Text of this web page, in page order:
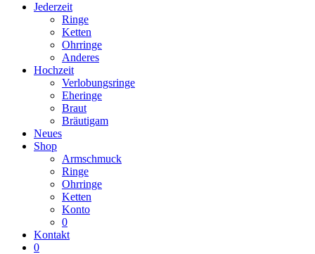
Jederzeit
Ringe
Ketten
Ohrringe
Anderes
Hochzeit
Verlobungsringe
Eheringe
Braut
Bräutigam
Neues
Shop
Armschmuck
Ringe
Ohrringe
Ketten
Konto
0
Kontakt
0